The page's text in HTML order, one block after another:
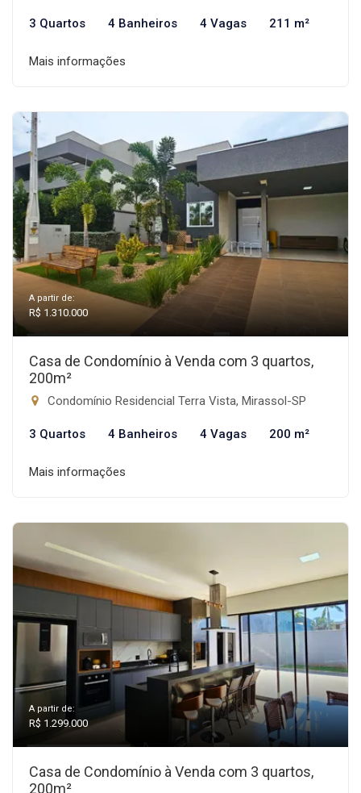
3 Quartos 4 Banheiros 4 Vagas 211 m²
Mais informações
A partir de:
R$ 1.310.000
Casa de Condomínio à Venda com 3 quartos,
200m²
Condomínio Residencial Terra Vista, Mirassol-SP
3 Quartos 4 Banheiros 4 Vagas 200 m²
Mais informações
A partir de:
R$ 1.299.000
Casa de Condomínio à Venda com 3 quartos,
200m²